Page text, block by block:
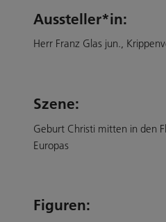
Aussteller*in:
Herr Franz Glas jun.,
Szene:
Geburt Christi mitten in den
Europas
Figuren: